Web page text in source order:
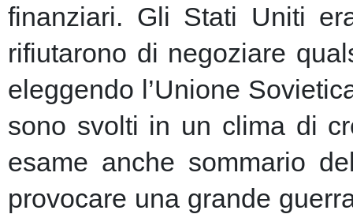
finanziari. Gli Stati Uniti
rifiutarono di negoziare
eleggendo l’Unione
sono svolti in un clima di
esame anche sommario
provocare una grande